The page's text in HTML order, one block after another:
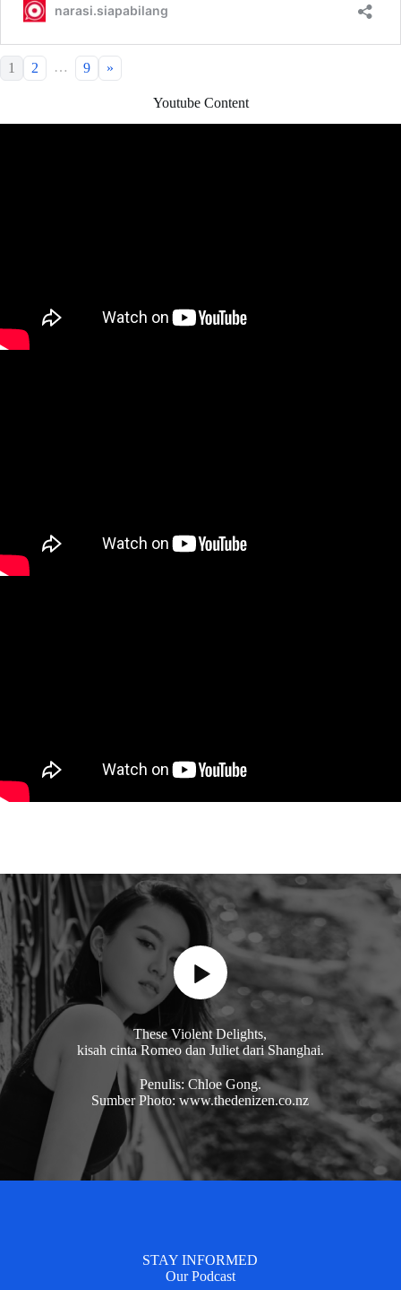
1 2 … 9 »
Youtube Content
These Violent Delights,
kisah cinta Romeo dan Juliet dari Shanghai.
Penulis: Chloe Gong.
Sumber Photo: www.thedenizen.co.nz
STAY INFORMED
Our Podcast